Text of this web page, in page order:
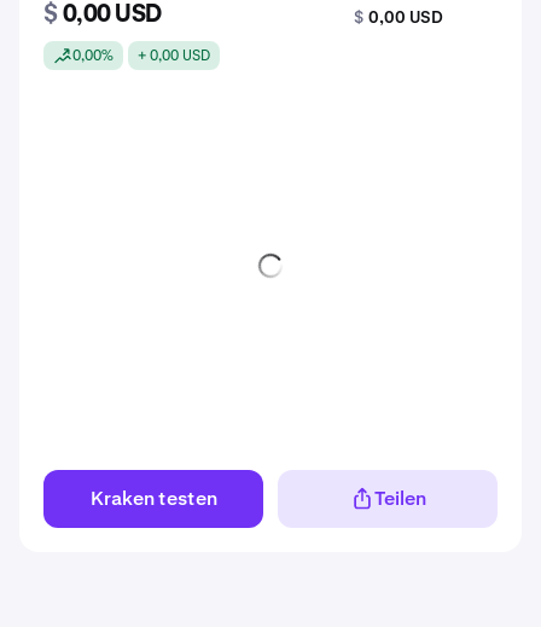
$ 0,00 USD
0,00% + 0,00 USD
$ 0,00 USD
Kraken testen Teilen